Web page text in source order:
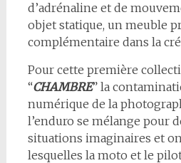
d’adrénaline et de
objet statique, un meuble
complémentaire dans la
Pour cette première
“CHAMBRE” la
numérique de la
l’enduro se mélange pour
situations imaginaires et
lesquelles la moto et le